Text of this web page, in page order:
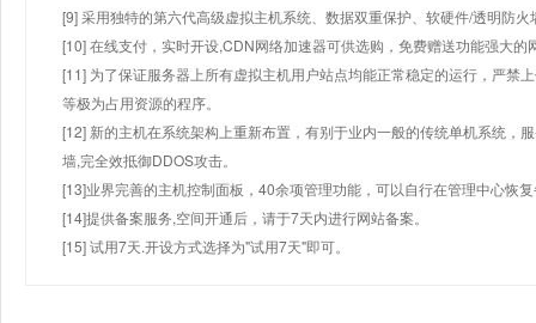
[9] 采用独特的第六代高级虚拟主机系统、数据双重保护、软硬件/透明防火
[10] 在线支付，实时开设,CDN网络加速器可供选购，免费赠送功能强大
[11] 为了保证服务器上所有虚拟主机用户站点均能正常稳定的运行，严禁
等极为占用资源的程序。
[12] 新的主机在系统架构上重新布置，有别于业内一般的传统单机系统，
墙,完全效抵御DDOS攻击。
[13]业界完善的主机控制面板，40余项管理功能，可以自行在管理中心恢
[14]提供备案服务,空间开通后，请于7天内进行网站备案。
[15] 试用7天.开设方式选择为"试用7天"即可。